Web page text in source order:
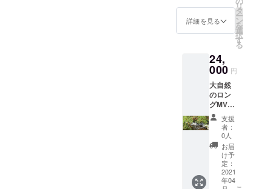
交通
費・宿
泊費用
はかか
ん！ 撮
影終わ
り次第
随時、
配布を
致しま
す！
詳細を見る
リ
タ
ー
ン
を
選
択
す
る
24,
000 円
大自然
のロン
グMVを
配布致
しま
す！
（3フラ
イト・
13分ず
つを編
集） ※
支援
者：
0人
お届
け予
定：
2021
年04